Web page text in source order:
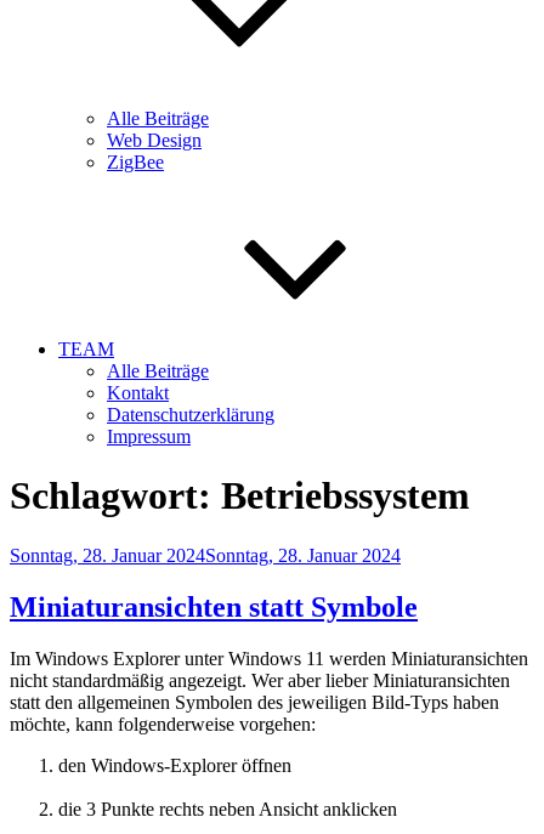
Alle Beiträge
Web Design
ZigBee
TEAM
Alle Beiträge
Kontakt
Datenschutzerklärung
Impressum
Schlagwort: Betriebssystem
Veröffentlicht
Sonntag, 28. Januar 2024Sonntag, 28. Januar 2024
Miniaturansichten statt Symbole
Im Windows Explorer unter Windows 11 werden Miniaturansichten
nicht standardmäßig angezeigt. Wer aber lieber Miniaturansichten
statt den allgemeinen Symbolen des jeweiligen Bild-Typs haben
möchte, kann folgenderweise vorgehen:
den Windows-Explorer öffnen
die 3 Punkte rechts neben Ansicht anklicken